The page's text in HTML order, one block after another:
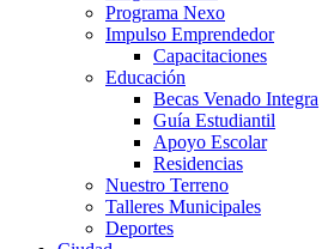
Programa Nexo
Impulso Emprendedor
Capacitaciones
Educación
Becas Venado Integra
Guía Estudiantil
Apoyo Escolar
Residencias
Nuestro Terreno
Talleres Municipales
Deportes